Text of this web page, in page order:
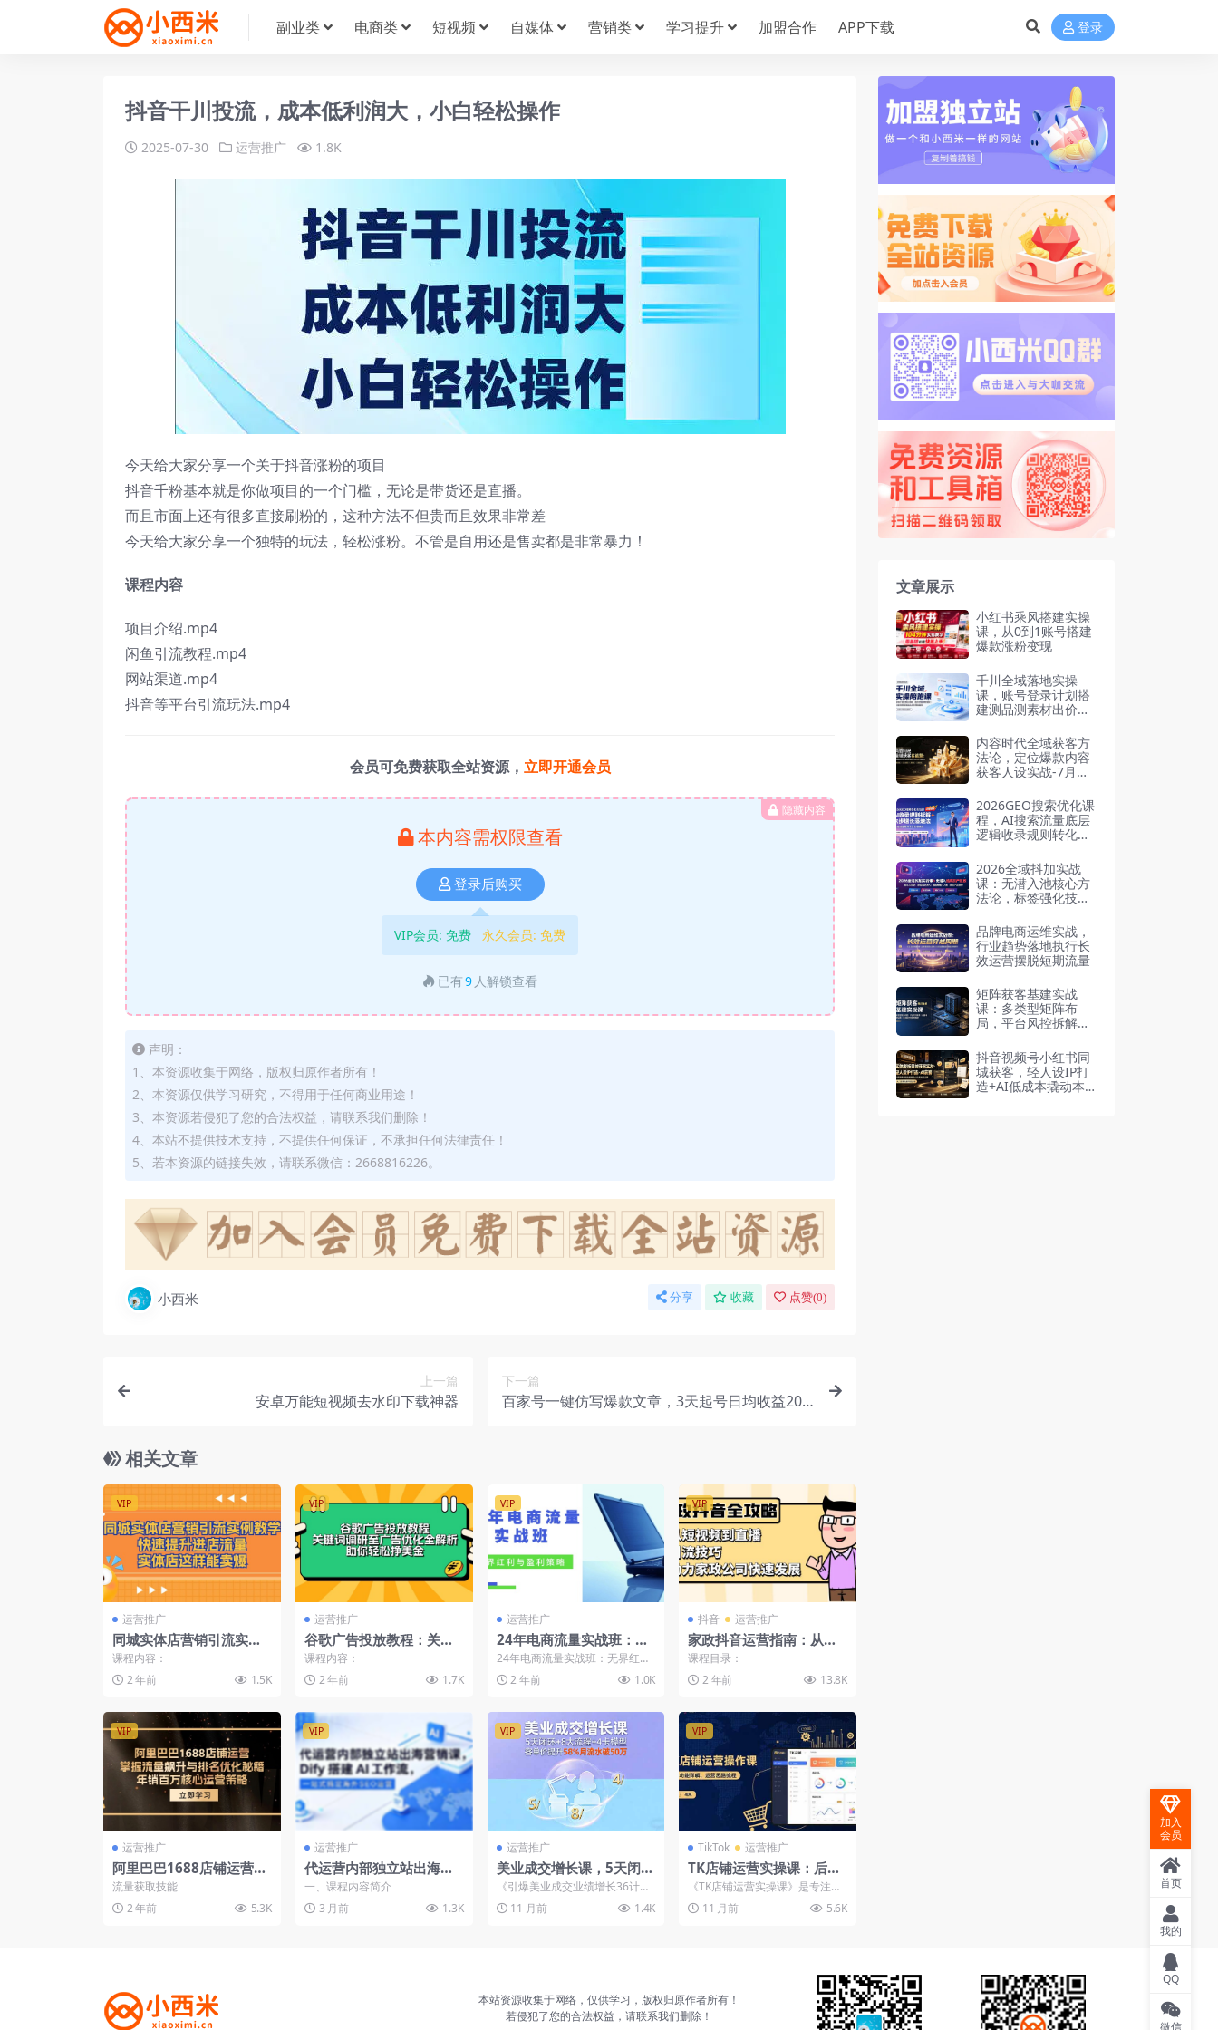
副业类 电商类 短视频 自媒体 营销类 学习提升 加盟合作 APP下载 登录
抖音干川投流，成本低利润大，小白轻松操作
2025-07-30 运营推广 1.8K
今天给大家分享一个关于抖音涨粉的项目
抖音千粉基本就是你做项目的一个门槛，无论是带货还是直播。
而且市面上还有很多直接刷粉的，这种方法不但贵而且效果非常差
今天给大家分享一个独特的玩法，轻松涨粉。不管是自用还是售卖都是非常暴力！
课程内容
项目介绍.mp4
闲鱼引流教程.mp4
网站渠道.mp4
抖音等平台引流玩法.mp4
会员可免费获取全站资源， 立即开通会员
隐藏内容
本内容需权限查看
登录后购买
VIP会员: 免费 永久会员: 免费
已有9 人解锁查看
声明：
1、本资源收集于网络，版权归原作者所有！
2、本资源仅供学习研究，不得用于任何商业用途！
3、本资源若侵犯了您的合法权益，请联系我们删除！
4、本站不提供技术支持，不提供任何保证，不承担任何法律责任！
5、若本资源的链接失效，请联系微信：2668816226。
小西米 分享 收藏 点赞(0)
上一篇
安卓万能短视频去水印下载神器
下一篇
百家号一键仿写爆款文章，3天起号日均收益200
相关文章
VIP
运营推广
同城实体店营销引流实例
教学，快速提升进店流
量，实体店这样能卖爆
课程内容：
2 年前
1.5K
VIP
运营推广
谷歌广告投放教程：关键
词调研至广告优化全解
析，助你轻松挣美金
课程内容：
2 年前
1.7K
VIP
运营推广
24年电商流量实战班：无
红利与盈利策略，终极提
升/关键词优化/精准人群
拓展/创新玩法
24年电商流量实战班：无界红利
与盈利策略，终极提升/关键词优
化/精准人群拓展/创...
2 年前 1.0K
VIP
抖音 运营推广
家政抖音运营指南：从短
视频到直播，引流技巧，
助力家政公司快速发展
课程目录：
2 年前
13.8K
VIP
运营推广
阿里巴巴1688店铺运营，
掌握流量飙升与排名优化
秘籍 年销百万核心运营策
略
流量获取技能
2 年前
5.3K
VIP
运营推广
代运营内部独立站出海营
销课，Dify平台搭建独立
站SEO工作流，AI自动完
成出海运营推广
一、课程内容简介
3 月前
1.3K
VIP
运营推广
美业成交增长课，5天闭环
+8大流程+4卡模型，客单
价提升58%月流水破50万
《引爆美业成交业绩增长36计》
是安娜老师2025年面诊+成交双
系统落地课：5天面...
11 月前 1.4K
VIP
TikTok 运营推广
TK店铺运营实操课：后台
功能详解，商品上架流
程，运营思路拆解
《TK店铺运营实操课》是专注于
跨境电商全流程的实操课程，涵
盖‌开店准...
11 月前 5.6K
文章展示
小红书乘风搭建实操
课，从0到1账号搭建
爆款涨粉变现
千川全域落地实操
课，账号登录计划搭
建测品测素材出价逻
内容时代全域获客方
法论，定位爆款内容
获客人设实战-7月更
2026GEO搜索优化课
程，AI搜索流量底层
逻辑收录规则转化路
2026全域抖加实战
课：无潜入池核心方
法论，标签强化技
池，高投产投放全教
程
品牌电商运维实战，
行业趋势落地执行长
效运营摆脱短期流量
矩阵获客基建实战
课：多类型矩阵布
局，平台风控拆解，
联全套落地教程
抖音视频号小红书同
城获客，轻人设IP打
造+AI低成本撬动本
本站资源收集于网络，仅供学习，版权归原作者所有！
若侵犯了您的合法权益，请联系我们删除！
加入
会员
首页
我的
QQ
微信